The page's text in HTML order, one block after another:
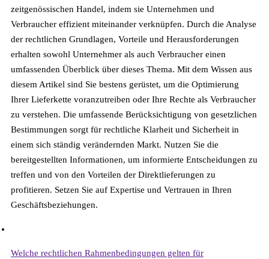
zeitgenössischen Handel, indem sie Unternehmen und
Verbraucher effizient miteinander verknüpfen. Durch die Analyse
der rechtlichen Grundlagen, Vorteile und Herausforderungen
erhalten sowohl Unternehmer als auch Verbraucher einen
umfassenden Überblick über dieses Thema. Mit dem Wissen aus
diesem Artikel sind Sie bestens gerüstet, um die Optimierung
Ihrer Lieferkette voranzutreiben oder Ihre Rechte als Verbraucher
zu verstehen. Die umfassende Berücksichtigung von gesetzlichen
Bestimmungen sorgt für rechtliche Klarheit und Sicherheit in
einem sich ständig verändernden Markt. Nutzen Sie die
bereitgestellten Informationen, um informierte Entscheidungen zu
treffen und von den Vorteilen der Direktlieferungen zu
profitieren. Setzen Sie auf Expertise und Vertrauen in Ihren
Geschäftsbeziehungen.
Welche rechtlichen Rahmenbedingungen gelten für